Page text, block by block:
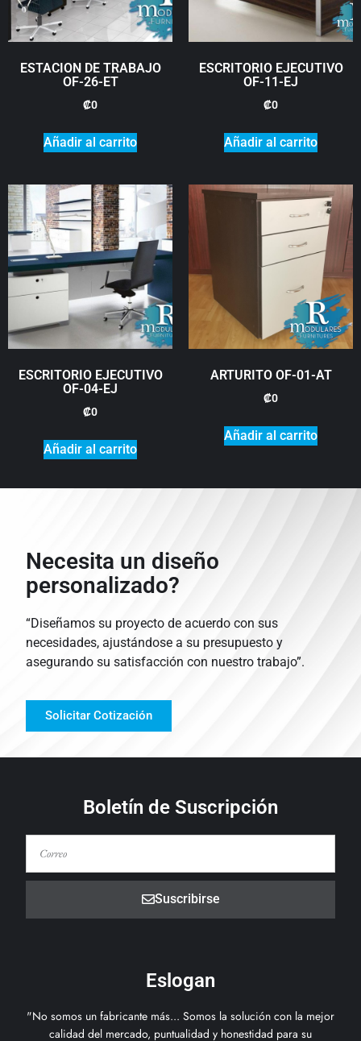
ESTACION DE TRABAJO
OF-26-ET
₡0
Añadir al carrito
ESCRITORIO EJECUTIVO
OF-11-EJ
₡0
Añadir al carrito
ESCRITORIO EJECUTIVO
OF-04-EJ
₡0
Añadir al carrito
ARTURITO OF-01-AT
₡0
Añadir al carrito
Necesita un diseño
personalizado?
“Diseñamos su proyecto de acuerdo con sus
necesidades, ajustándose a su presupuesto y
asegurando su satisfacción con nuestro trabajo”.
Solicitar Cotización
Boletín de Suscripción
Suscribirse
Eslogan
"No somos un fabricante más... Somos la solución con la mejor
calidad del mercado, puntualidad y honestidad para su